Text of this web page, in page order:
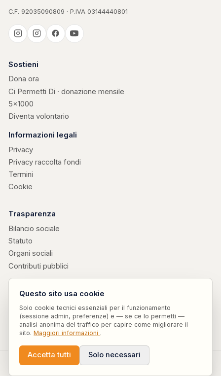
C.F. 92035090809 · P.IVA 03144440801
Casa Kerigma
Sostieni
Dona ora
Ci Permetti Di · donazione mensile
5×1000
Diventa volontario
Informazioni legali
Privacy
Privacy raccolta fondi
Termini
Cookie
Trasparenza
Bilancio sociale
Statuto
Organi sociali
Contributi pubblici
Edizioni Attendiamoci
· libri di don Valerio Chiovaro
Parole Sensate
· vocabolario etico curato da Attendiamoci ODV ETS
↗
Risorse e procedure
© 2026 Associazione Attendiamoci ODV ETS, iscritta al RUNTS.
Tutti i diritti riservati.
Questo sito usa cookie
Solo cookie tecnici essenziali per il funzionamento
(sessione admin, preferenze) e — se ce lo permetti —
analisi anonima del traffico per capire come migliorare il
sito.Maggiori informazioni .
Accetta tutti Solo necessari